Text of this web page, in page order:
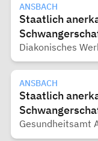
ANSBACH
Staatlich
Diakonisches
ANSBACH
Staatlich
Gesundheitsamt